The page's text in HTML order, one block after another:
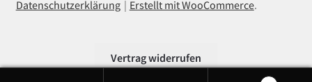
Datenschutzerklärung
Erstellt mit WooCommerce.
Vertrag widerrufen